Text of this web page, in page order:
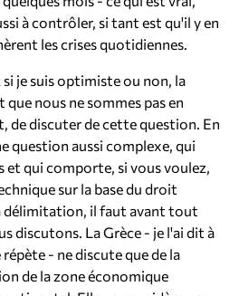
à contrôler, si tant est qu'il y en
les crises quotidiennes.
je suis optimiste ou non, la
nous ne sommes pas en
de discuter de cette question. En
question aussi complexe, qui
et qui comporte, si vous voulez,
sur la base du droit
délimitation, il faut avant tout
discutons. La Grèce - je l'ai dit à
- ne discute que de la
de la zone économique